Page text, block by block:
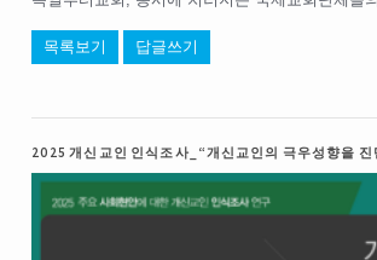
목록보기 답글쓰기
2025 개신교인 인식조사_“개신교인의 극우성향을 진